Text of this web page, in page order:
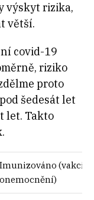
výskyt rizika,
větší.
covid-19
riziko
proto
šedesát let
let. Takto
Imunizováno
onemocnění)